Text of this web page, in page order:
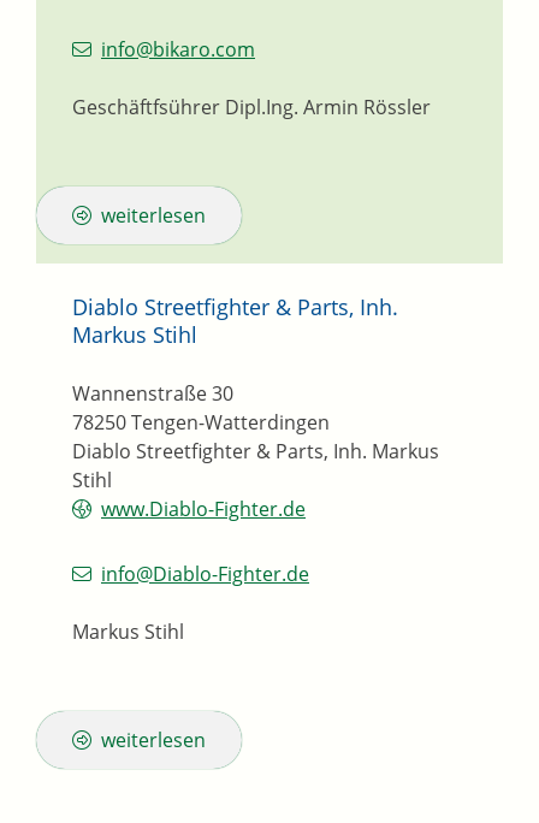
info@bikaro.com
Geschäftfsührer Dipl.Ing. Armin Rössler
weiterlesen
Diablo Streetfighter & Parts, Inh.
Markus Stihl
Diablo Streetfighter & Parts, Inh. Markus
Stihl
Wannenstraße 30
78250Tengen-Watterdingen
www.Diablo-Fighter.de
info@Diablo-Fighter.de
Markus Stihl
weiterlesen